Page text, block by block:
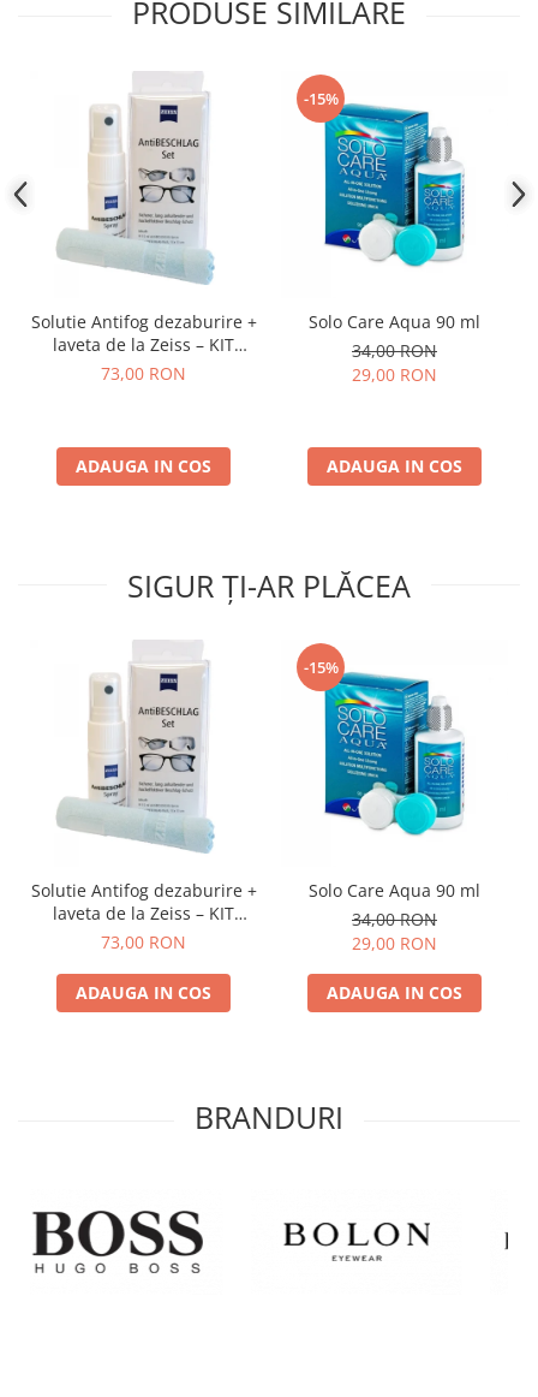
Tommy Hilfiger
Vogue
PRODUSE SIMILARE
Solutie Antifog dezaburire +
laveta de la Zeiss – KIT
COMPLET
73,00 RON
ADAUGA IN COS
-15%
Solo Care Aqua 90 ml
34,00 RON
29,00 RON
ADAUGA IN COS
SIGUR ȚI-AR PLĂCEA
Solutie Antifog dezaburire +
laveta de la Zeiss – KIT
COMPLET
73,00 RON
ADAUGA IN COS
-15%
Solo Care Aqua 90 ml
34,00 RON
29,00 RON
ADAUGA IN COS
BRANDURI